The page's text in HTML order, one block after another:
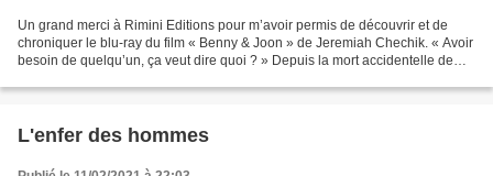
Un grand merci à Rimini Editions pour m’avoir permis de découvrir et de
chroniquer le blu-ray du film « Benny & Joon » de Jeremiah Chechik. « Avoir
besoin de quelqu’un, ça veut dire quoi ? » Depuis la mort accidentelle de
L'enfer des hommes